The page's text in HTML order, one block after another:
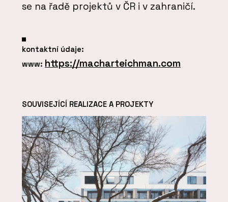
se na řadě projektů v ČR i v zahraničí.
kontaktní údaje:
www: https://macharteichman.com
SOUVISEJÍCÍ REALIZACE A PROJEKTY